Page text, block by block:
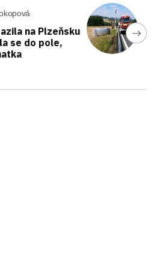
na Plzeňsku
se do pole,